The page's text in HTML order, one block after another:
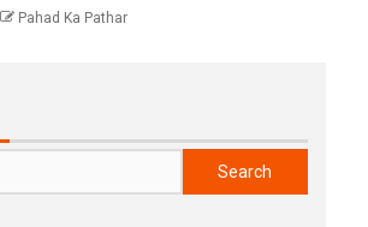
Pahad Ka Pathar
Search